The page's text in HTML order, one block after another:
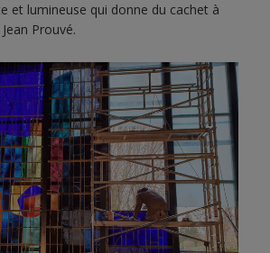
et lumineuse qui donne du cachet à
Prouvé.